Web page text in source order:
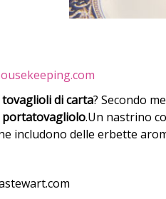
tovaglioli di carta? Secondo
portatovagliolo.Un nastrino
includono delle erbette